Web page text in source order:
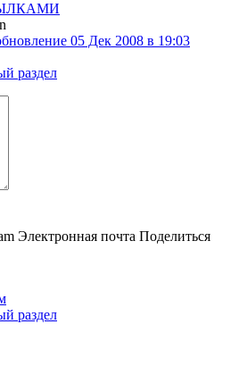
05 Дек 2008 в 19:03
раздел
Электронная почта Поделиться
раздел